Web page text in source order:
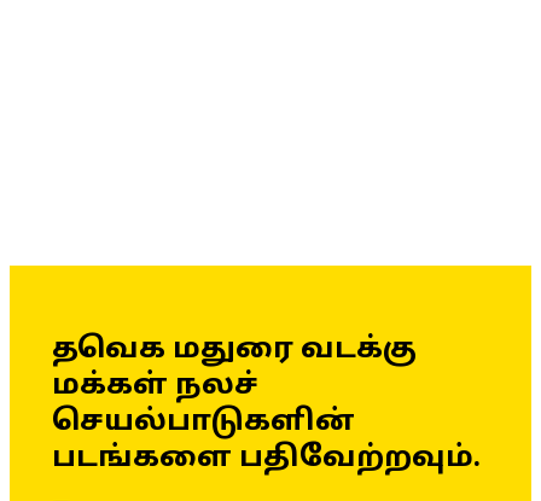
தவெக மதுரை வடக்கு
மக்கள் நலச்
செயல்பாடுகளின்
படங்களை பதிவேற்றவும்.